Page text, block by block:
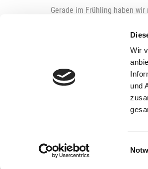
Wir
und
Gerade im Frühling haben
zu beachten, immer die